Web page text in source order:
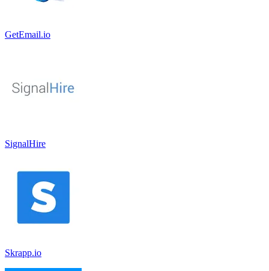
GetEmail.io
SignalHire
Skrapp.io